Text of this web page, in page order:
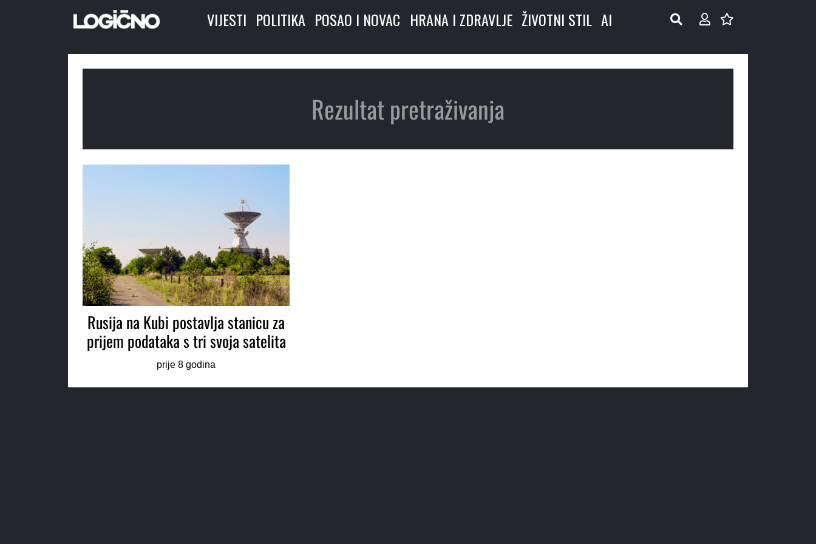
VIJESTI POLITIKA POSAO I NOVAC HRANA I ZDRAVLJE ŽIVOTNI STIL AI
Rezultat pretraživanja
Rusija na Kubi postavlja stanicu za
prijem podataka s tri svoja satelita
prije 8 godina